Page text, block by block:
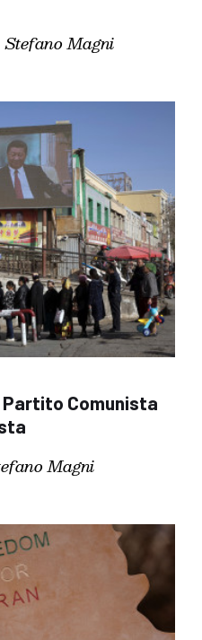
Stefano Magni
Comunista
Magni